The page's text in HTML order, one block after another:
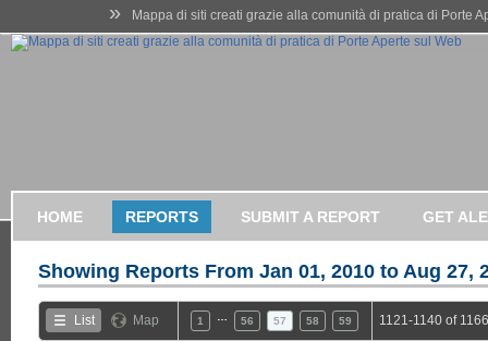
» Mappa di siti creati grazie alla comunità di pratica di Porte
HOME REPORTS SUBMIT A REPORT GET
Showing Reports From Jan 01, 2010 to Aug 27,
List Map 1 56 57 58 59 1121-1140 of